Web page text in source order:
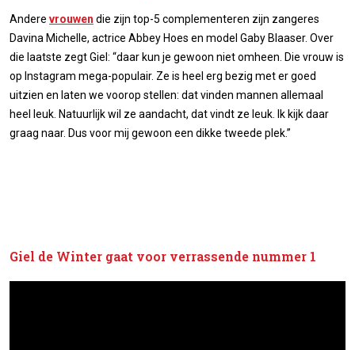
Andere vrouwen die zijn top-5 complementeren zijn zangeres
Davina Michelle, actrice Abbey Hoes en model Gaby Blaaser. Over
die laatste zegt Giel: “daar kun je gewoon niet omheen. Die vrouw is
op Instagram mega-populair. Ze is heel erg bezig met er goed
uitzien en laten we voorop stellen: dat vinden mannen allemaal
heel leuk. Natuurlijk wil ze aandacht, dat vindt ze leuk. Ik kijk daar
graag naar. Dus voor mij gewoon een dikke tweede plek.”
Giel de Winter gaat voor verrassende nummer 1